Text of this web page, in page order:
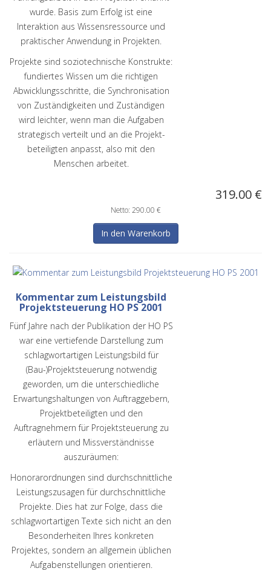
wurde. Basis zum Erfolg ist eine
Interaktion aus Wissensressource und
praktischer Anwendung in Projekten.
Projekte sind soziotechnische Konstrukte:
fundiertes Wissen um die richtigen
Abwicklungsschritte, die Synchronisation
von Zuständigkeiten und Zuständigen
wird leichter, wenn man die Aufgaben
strategisch verteilt und an die Projekt-
beteiligten anpasst, also mit den
Menschen arbeitet.
319.00 €
Netto: 290.00 €
Kommentar zum Leistungsbild
Projektsteuerung HO PS 2001
Fünf Jahre nach der Publikation der HO PS
war eine vertiefende Darstellung zum
schlagwortartigen Leistungsbild für
(Bau-)Projektsteuerung notwendig
geworden, um die unterschiedliche
Erwartungshaltungen von Auftraggebern,
Projektbeteiligten und den
Auftragnehmern für Projektsteuerung zu
erläutern und Missverständnisse
auszuräumen:
Honorarordnungen sind durchschnittliche
Leistungszusagen für durchschnittliche
Projekte. Dies hat zur Folge, dass die
schlagwortartigen Texte sich nicht an den
Besonderheiten Ihres konkreten
Projektes, sondern an allgemein üblichen
Aufgabenstellungen orientieren.